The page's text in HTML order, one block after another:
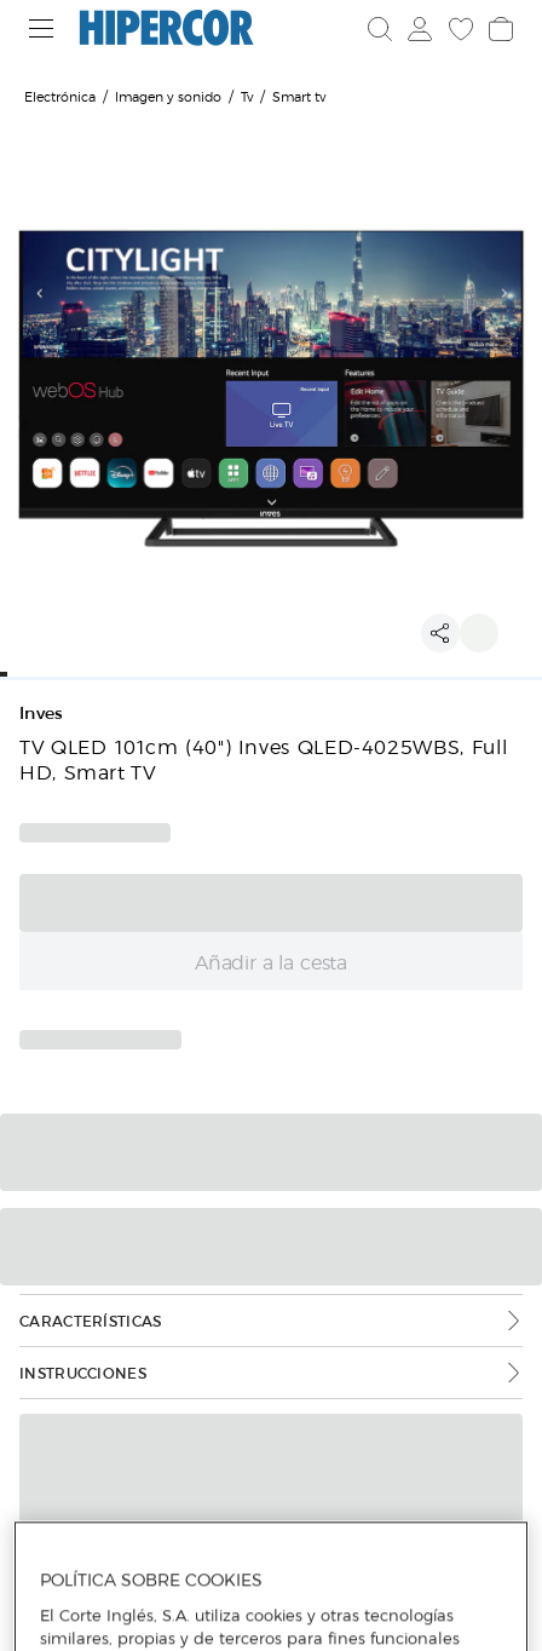
Electrónica Imagen y sonido Tv Smart tv
Inves
TV QLED 101cm (40") Inves QLED-4025WBS, Full
HD, Smart TV
Añadir a la cesta
CARACTERÍSTICAS
INSTRUCCIONES
Más info
POLÍTICA SOBRE COOKIES
El Corte Inglés, S.A. utiliza cookies y otras tecnologías
similares, propias y de terceros para fines funcionales